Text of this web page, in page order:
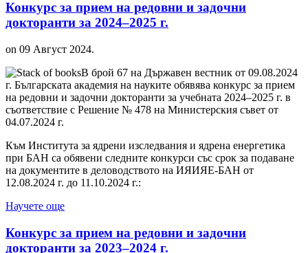
Конкурс за прием на редовни и задочни
докторанти за 2024–2025 г.
on 09 Август 2024.
В брой 67 на Държавен вестник от 09.08.2024
г. Българската академия на науките обявява конкурс за прием
на редовни и задочни докторанти за учебната 2024–2025 г. в
съответствие с Решение № 478 на Министерския съвет от
04.07.2024 г.
Към Института за ядрени изследвания и ядрена енергетика
при БАН са обявени следните конкурси със срок за подаване
на документите в деловодството на ИЯИЯЕ-БАН от
12.08.2024 г. до 11.10.2024 г.:
Научете още
Конкурс за прием на редовни и задочни
докторанти за 2023–2024 г.